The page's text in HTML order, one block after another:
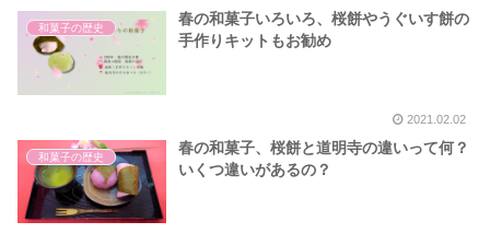
和菓子の歴史
春の和菓子いろいろ、桜餅やうぐいす餅の
手作りキットもお勧め
2021.02.02
和菓子の歴史
春の和菓子、桜餅と道明寺の違いって何？
いくつ違いがあるの？